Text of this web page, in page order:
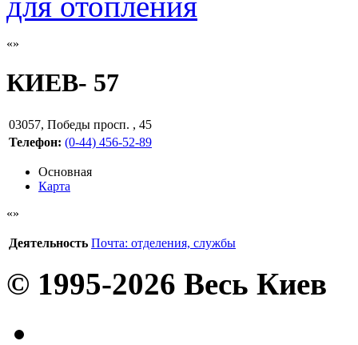
КИЕВ- 57
03057, Победы просп. , 45
Телефон: (0-44) 456-52-89
Основная
Карта
Деятельность Почта: отделения, службы
© 1995-2026 Весь Киев